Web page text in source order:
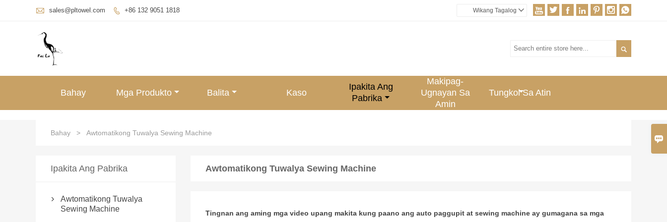

 sales@pltowel.com  +86 132 9051 1818       
Wikang Tagalog 

Bahay Mga Produkto Balita Kaso
Ipakita Ang
Pabrika
Makipag-
Ugnayan Sa
Amin
Tungkol Sa Atin
Bahay > Awtomatikong Tuwalya Sewing Machine
Awtomatikong Tuwalya Sewing Machine
Tingnan ang aming mga video upang makita kung paano ang auto paggupit at sewing machine ay gumagana sa mga
Ipakita Ang Pabrika

Awtomatikong Tuwalya
Sewing Machine